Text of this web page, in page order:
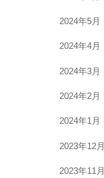
2024年5月
2024年4月
2024年3月
2024年2月
2024年1月
2023年12月
2023年11月